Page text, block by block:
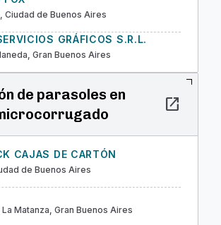
Ciudad de Buenos Aires
GRÁFICOS S.R.L.
Gran Buenos Aires
de parasoles en
open_in_new
CAJAS DE CARTÓN
de Buenos Aires
Matanza, Gran Buenos Aires